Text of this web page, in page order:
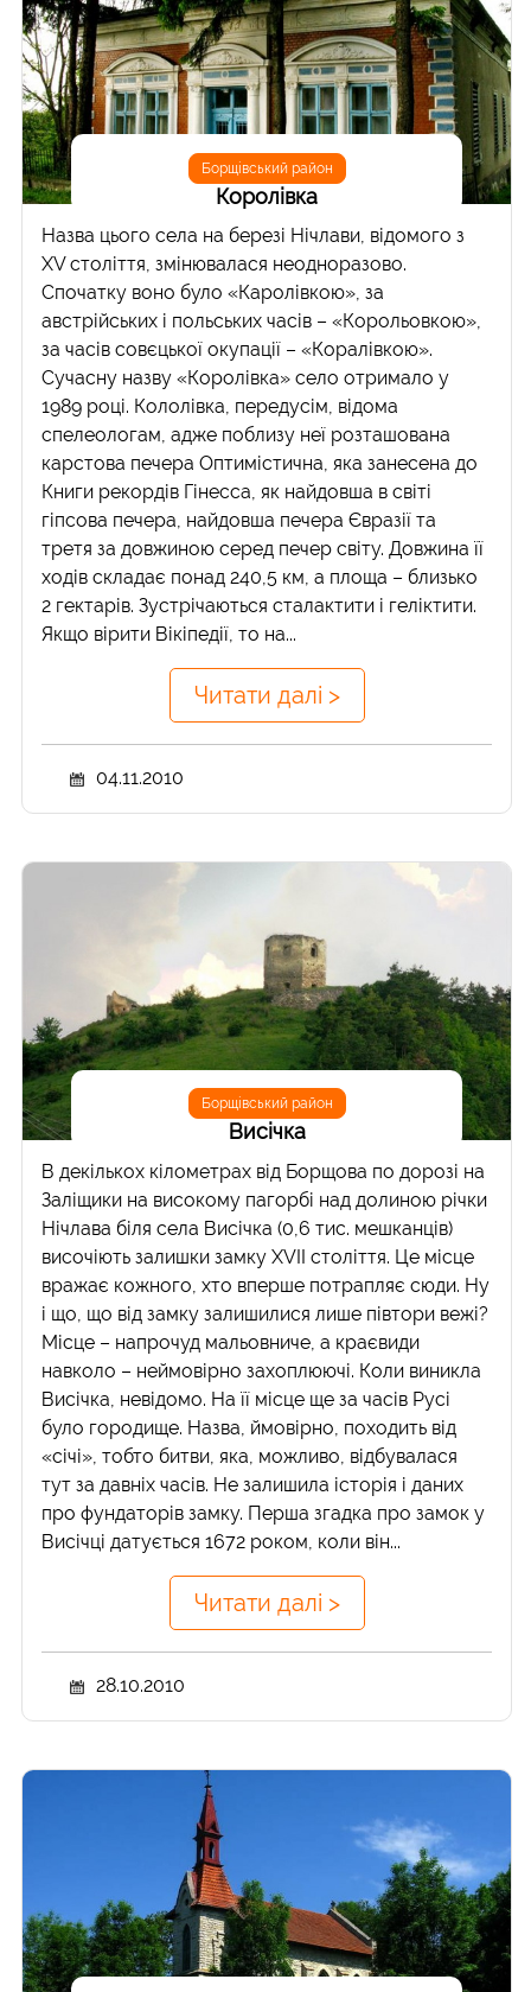
Борщівський район
Королівка
Назва цього села на березі Нічлави, відомого з
XV століття, змінювалася неодноразово.
Спочатку воно було «Каролівкою», за
австрійських і польських часів – «Корольовкою»,
за часів совєцької окупації – «Коралівкою».
Сучасну назву «Королівка» село отримало у
1989 році. Кололівка, передусім, відома
спелеологам, адже поблизу неї розташована
карстова печера Оптимістична, яка занесена до
Книги рекордів Гінесса, як найдовша в світі
гіпсова печера, найдовша печера Євразії та
третя за довжиною серед печер світу. Довжина її
ходів складає понад 240,5 км, а площа – близько
2 гектарів. Зустрічаються сталактити і геліктити.
Якщо вірити Вікіпедії, то на...
Читати далі >
04.11.2010
Борщівський район
Висічка
В декількох кілометрах від Борщова по дорозі на
Заліщики на високому пагорбі над долиною річки
Нічлава біля села Висічка (0,6 тис. мешканців)
височіють залишки замку XVII століття. Це місце
вражає кожного, хто вперше потрапляє сюди. Ну
і що, що від замку залишилися лише півтори вежі?
Місце – напрочуд мальовниче, а краєвиди
навколо – неймовірно захоплюючі. Коли виникла
Висічка, невідомо. На її місце ще за часів Русі
було городище. Назва, ймовірно, походить від
«січі», тобто битви, яка, можливо, відбувалася
тут за давніх часів. Не залишила історія і даних
про фундаторів замку. Перша згадка про замок у
Висічці датується 1672 роком, коли він...
Читати далі >
28.10.2010